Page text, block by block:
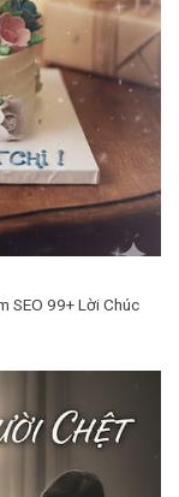
SEO 99+ Lời Chúc